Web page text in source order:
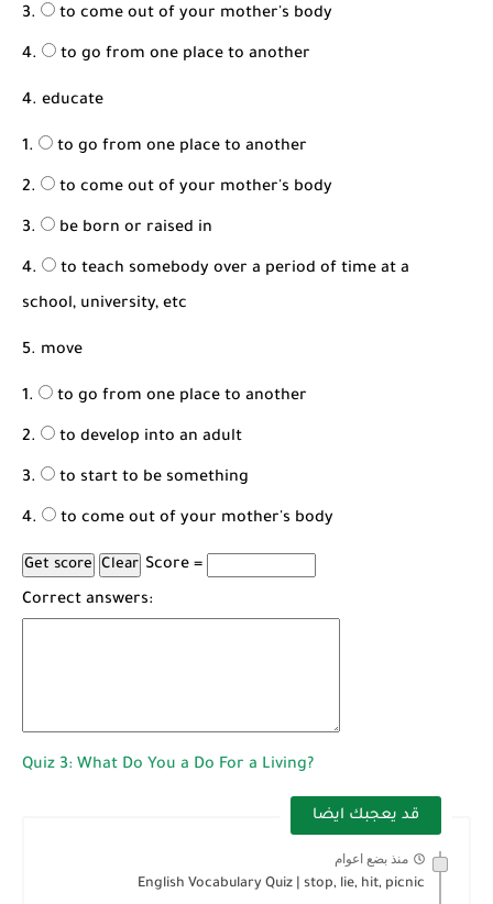
to come out of your mother's body
to go from one place to another
4. educate
to go from one place to another
to come out of your mother's body
be born or raised in
to teach somebody over a period of time at a
school, university, etc
5. move
to go from one place to another
to develop into an adult
to start to be something
to come out of your mother's body
Score =
Correct answers:
Quiz 3: What Do You a Do For a Living?
قد يعجبك ايضا
منذ بضع اعوام
English Vocabulary Quiz | stop, lie, hit, picnic